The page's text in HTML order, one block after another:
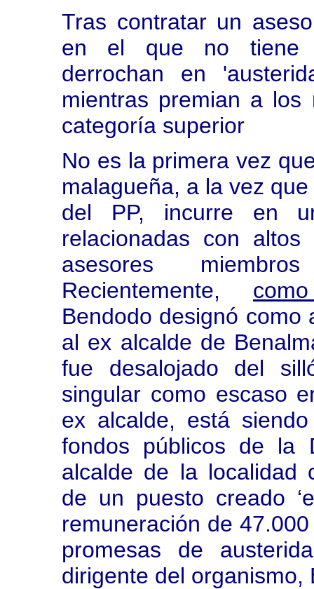
Tras contratar un
en el que no tiene
derrochan en
mientras premian a
categoría superior
No es la primera vez
malagueña, a la vez
del PP, incurre en
relacionadas con
asesores
Recientemente,
Bendodo designó como
al ex alcalde de
fue desalojado del
singular como escaso
ex alcalde, está
fondos públicos de la
alcalde de la localidad
de un puesto creado
remuneración de
promesas de
dirigente del organismo,